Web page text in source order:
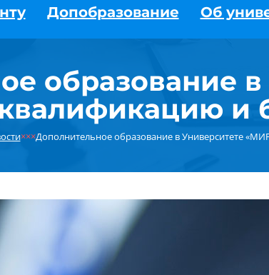
Допобразование Об
образование
и
×××Дополнительное образование в Университете